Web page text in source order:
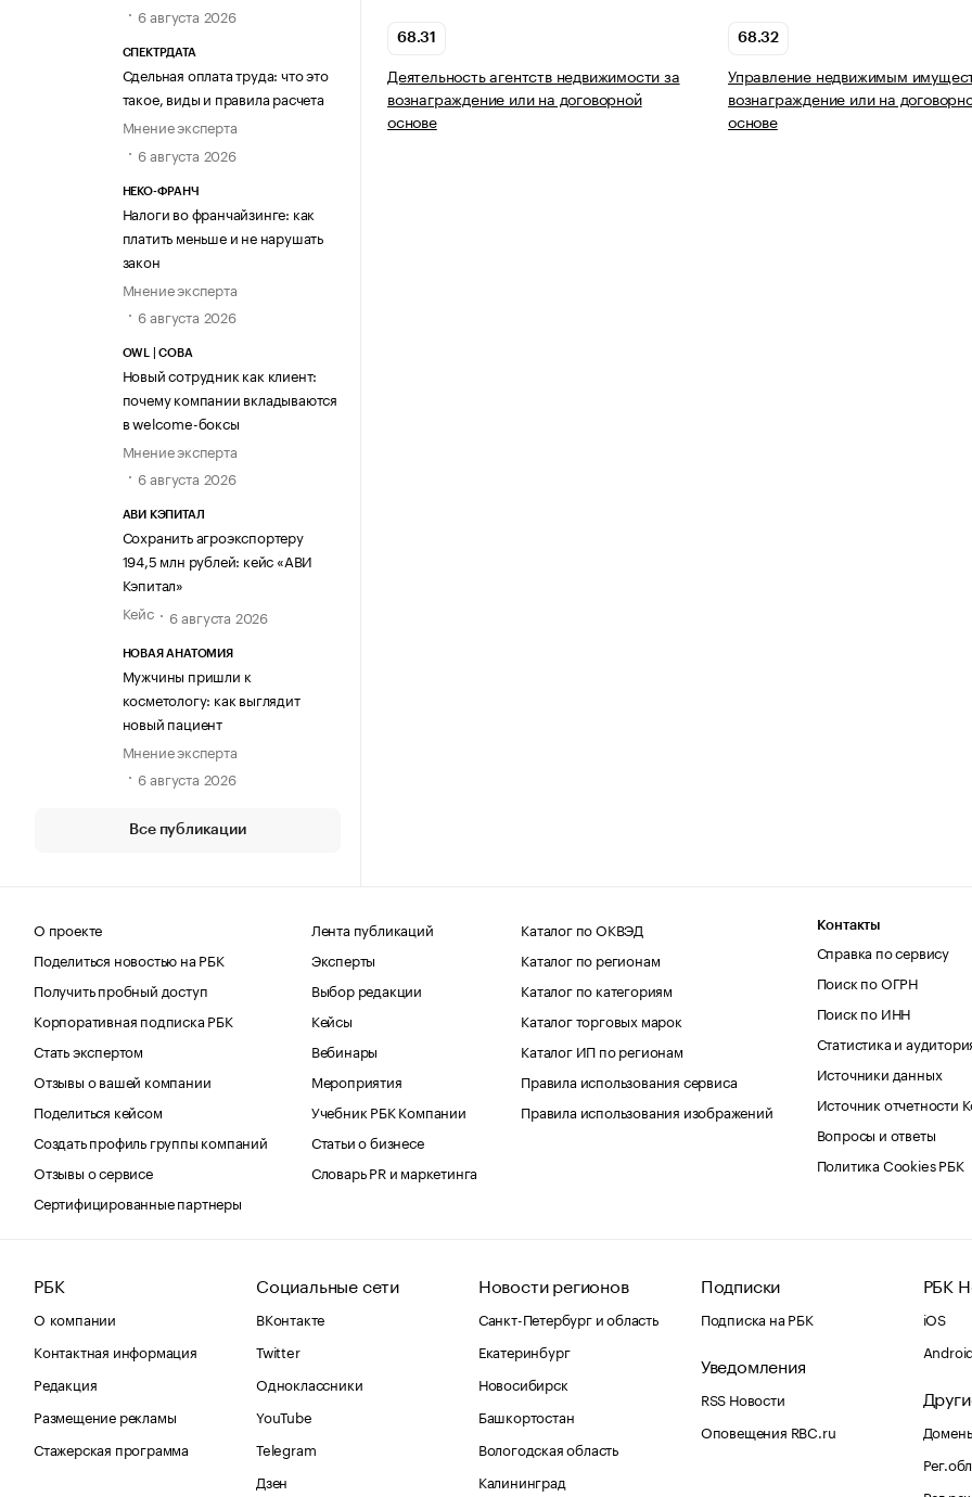
6 августа 2026
СПЕКТРДАТА
Сдельная оплата труда: что это
такое, виды и правила расчета
Мнение эксперта
6 августа 2026
НЕКО-ФРАНЧ
Налоги во франчайзинге: как
платить меньше и не нарушать
закон
Мнение эксперта
6 августа 2026
OWL | СОВА
Новый сотрудник как клиент:
почему компании вкладываются
в welcome-боксы
Мнение эксперта
6 августа 2026
АВИ КЭПИТАЛ
Сохранить агроэкспортеру
194,5 млн рублей: кейс «АВИ
Кэпитал»
Кейс
6 августа 2026
НОВАЯ АНАТОМИЯ
Мужчины пришли к
косметологу: как выглядит
новый пациент
Мнение эксперта
6 августа 2026
Все публикации
68.31
Деятельность агентств недвижимости за
вознаграждение или на договорной
основе
68.32
Управление недвижимым
вознаграждение или на
основе
О проекте
Поделиться новостью на РБК
Получить пробный доступ
Корпоративная подписка РБК
Стать экспертом
Отзывы о вашей компании
Поделиться кейсом
Создать профиль группы компаний
Отзывы о сервисе
Сертифицированные партнеры
Лента публикаций
Эксперты
Выбор редакции
Кейсы
Вебинары
Мероприятия
Учебник РБК Компании
Статьи о бизнесе
Словарь PR и маркетинга
Каталог по ОКВЭД
Каталог по регионам
Каталог по категориям
Каталог торговых марок
Каталог ИП по регионам
Правила использования сервиса
Правила использования изображений
Контакты
Справка по сервису
Поиск по ОГРН
Поиск по ИНН
Статистика и
Источники данных
Источник отчетности
Вопросы и ответы
Политика Cookies РБК
РБК
О компании
Контактная информация
Редакция
Размещение рекламы
Стажерская программа
Социальные сети
ВКонтакте
Twitter
Одноклассники
YouTube
Telegram
Дзен
Новости регионов
Санкт-Петербург и область
Екатеринбург
Новосибирск
Башкортостан
Вологодская область
Калининград
Подписки
Подписка на РБК
Уведомления
RSS Новости
Оповещения RBC.ru
РБК
iOS